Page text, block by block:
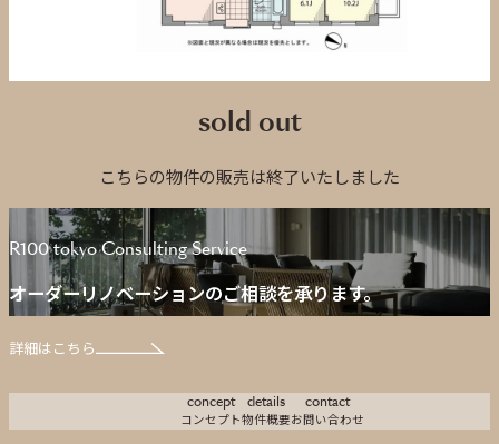
sold out
こちらの物件の販売は終了いたしました
R100 tokyo Consulting Service
オーダーリノベーションのご相談を承ります。
詳細はこちら
concept
コンセプト
details
物件概要
contact
お問い合わせ